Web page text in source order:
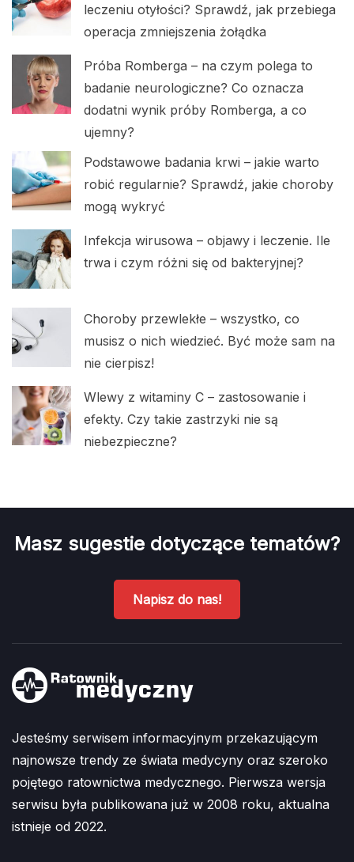
leczeniu otyłości? Sprawdź, jak przebiega
operacja zmniejszenia żołądka
Próba Romberga – na czym polega to
badanie neurologiczne? Co oznacza
dodatni wynik próby Romberga, a co
ujemny?
Podstawowe badania krwi – jakie warto
robić regularnie? Sprawdź, jakie choroby
mogą wykryć
Infekcja wirusowa – objawy i leczenie. Ile
trwa i czym różni się od bakteryjnej?
Choroby przewlekłe – wszystko, co
musisz o nich wiedzieć. Być może sam na
nie cierpisz!
Wlewy z witaminy C – zastosowanie i
efekty. Czy takie zastrzyki nie są
niebezpieczne?
Masz sugestie dotyczące tematów?
Napisz do nas!
Jesteśmy serwisem informacyjnym przekazującym
najnowsze trendy ze świata medycyny oraz szeroko
pojętego ratownictwa medycznego. Pierwsza wersja
serwisu była publikowana już w 2008 roku, aktualna
istnieje od 2022.